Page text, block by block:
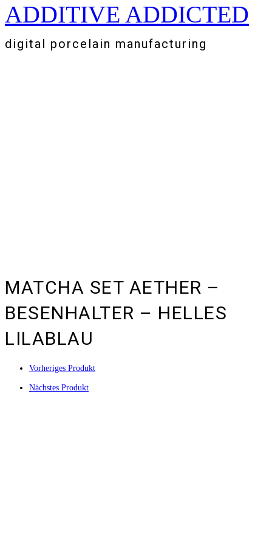
Zum
Inhalt
springen
ADDITIVE ADDICTED
digital porcelain manufacturing
MATCHA SET AETHER –
BESENHALTER – HELLES
LILABLAU
Vorheriges Produkt
Nächstes Produkt